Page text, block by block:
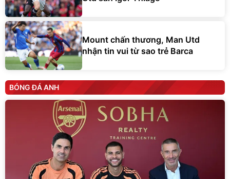
Mount chấn thương, Man Utd
nhận tin vui từ sao trẻ Barca
BÓNG ĐÁ ANH